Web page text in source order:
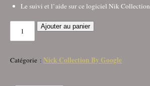
Le suivi et l’aide sur ce logiciel Nik Collection
Ajouter au panier
Catégorie : Nick Collection By Google